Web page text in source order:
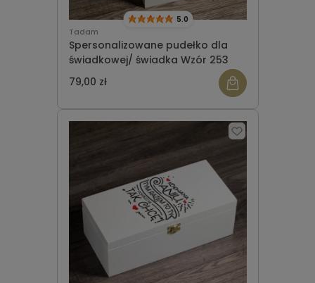
Tadam
Spersonalizowane pudełko dla
świadkowej/ świadka Wzór 253
5.0
79,00 zł